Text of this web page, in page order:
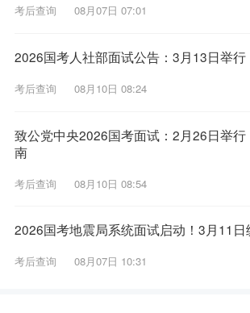
考后查询 08月07日 07:01
2026国考人社部面试公告：3月13日举
考后查询 08月10日 08:24
致公党中央2026国考面试：2月26日举
南
考后查询 08月10日 08:54
2026国考地震局系统面试启动！3月11日
考后查询 08月07日 10:31